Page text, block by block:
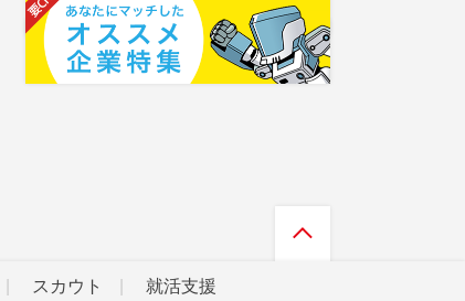
スカウト 就活支援